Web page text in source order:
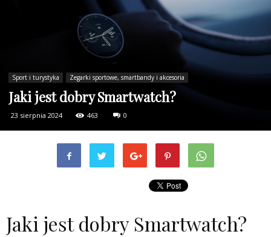
Sport i turystyka Zegarki sportowe, smartbandy i akcesoria
Jaki jest dobry Smartwatch?
23 sierpnia 2024 463 0
Jaki jest dobry Smartwatch?